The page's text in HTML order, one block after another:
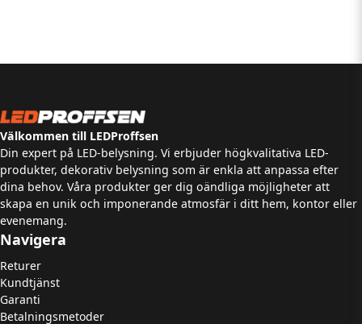
Välkommen till LEDProffsen
Din expert på LED-belysning. Vi erbjuder högkvalitativa LED-
produkter, dekorativ belysning som är enkla att anpassa efter
dina behov. Våra produkter ger dig oändliga möjligheter att
skapa en unik och imponerande atmosfär i ditt hem, kontor eller
evenemang.
Navigera
Returer
Kundtjänst
Garanti
Betalningsmetoder